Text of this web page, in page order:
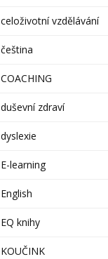
celoživotní vzdělávání
čeština
COACHING
duševní zdraví
dyslexie
E-learning
English
EQ knihy
KOUČINK